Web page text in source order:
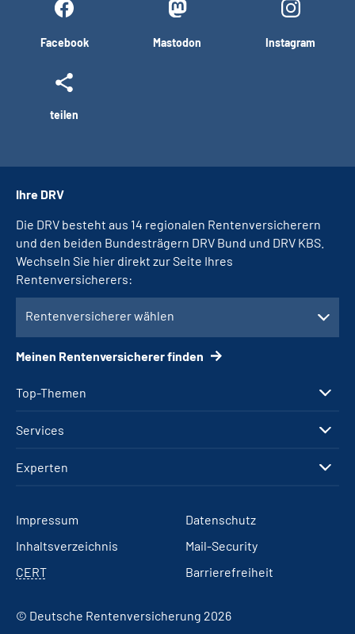
Facebook Mastodon Instagram
teilen
Top-Themen
Services
Experten
Ihre DRV
Die DRV besteht aus 14 regionalen Rentenversicherern
und den beiden Bundesträgern DRV Bund und DRV KBS.
Wechseln Sie hier direkt zur Seite Ihres
Rentenversicherers:
Rentenversicherer wählen
Meinen Rentenversicherer finden
Impressum
Datenschutz
Inhaltsverzeichnis
Mail-Security
CERT
Barrierefreiheit
© Deutsche Rentenversicherung 2026